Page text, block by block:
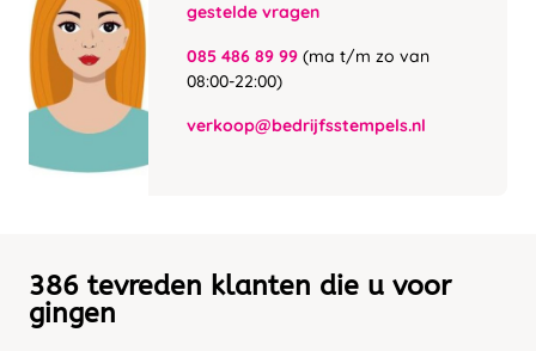
gestelde vragen
085 486 89 99 (ma t/m zo van
08:00-22:00)
verkoop@bedrijfsstempels.nl
386 tevreden klanten die u voor
gingen